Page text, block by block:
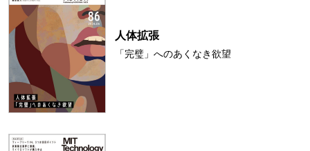
人体拡張
「完璧」へのあくなき欲望